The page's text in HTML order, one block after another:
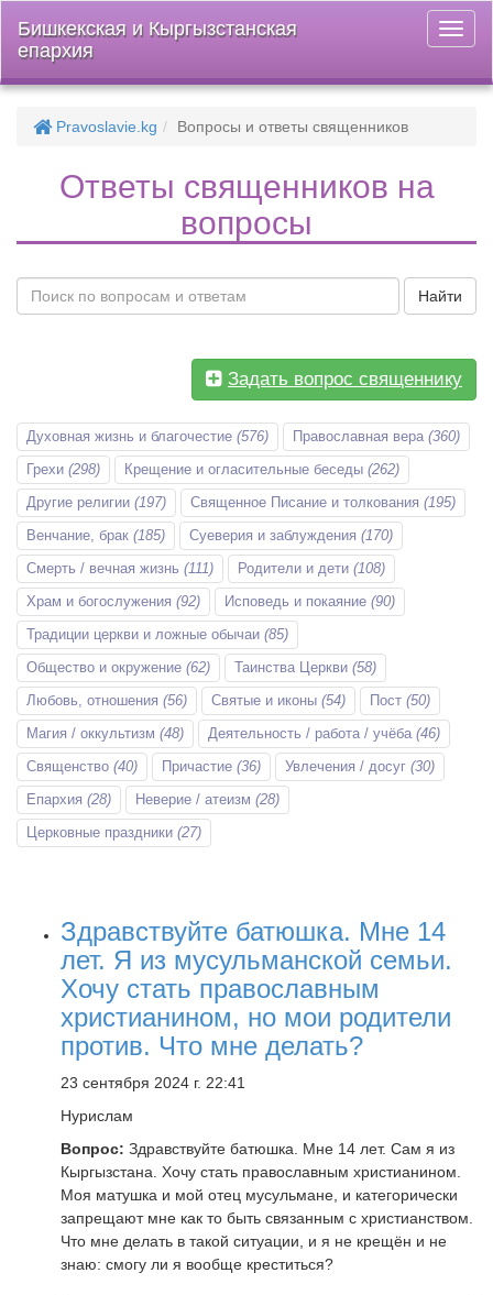
меню
Бишкекская и Кыргызстанская
епархия
Pravoslavie.kg Вопросы и ответы священников
Ответы священников на
вопросы
Найти
Задать вопрос священнику
Духовная жизнь и благочестие (576) Православная вера (360)
Грехи (298) Крещение и огласительные беседы (262)
Другие религии (197) Священное Писание и толкования (195)
Венчание, брак (185) Суеверия и заблуждения (170)
Смерть / вечная жизнь (111) Родители и дети (108)
Храм и богослужения (92) Исповедь и покаяние (90)
Традиции церкви и ложные обычаи (85)
Общество и окружение (62) Таинства Церкви (58)
Любовь, отношения (56) Святые и иконы (54) Пост (50)
Магия / оккультизм (48) Деятельность / работа / учёба (46)
Священство (40) Причастие (36) Увлечения / досуг (30)
Епархия (28) Неверие / атеизм (28)
Церковные праздники (27)
Здравствуйте батюшка. Мне 14
лет. Я из мусульманской семьи.
Хочу стать православным
христианином, но мои родители
против. Что мне делать?
23 сентября 2024 г. 22:41
Нурислам
Вопрос: Здравствуйте батюшка. Мне 14 лет. Сам я из
Кыргызстана. Хочу стать православным христианином.
Моя матушка и мой отец мусульмане, и категорически
запрещают мне как то быть связанным с христианством.
Что мне делать в такой ситуации, и я не крещён и не
знаю: смогу ли я вообще креститься?